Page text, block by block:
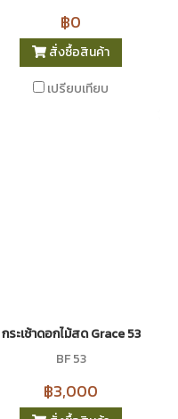
฿0
สั่งซื้อสินค้า
เปรียบเทียบ
กระเช้าดอกไม้สด Grace 53
BF 53
฿3,000